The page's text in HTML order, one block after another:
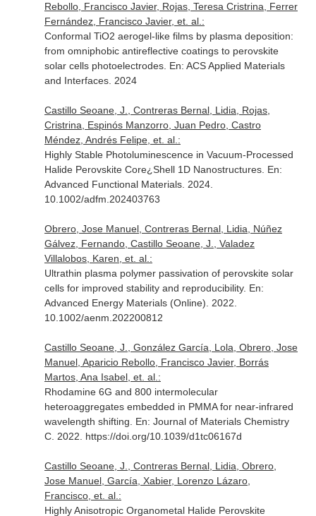
Rebollo, Francisco Javier, Rojas, Teresa Cristrina, Ferrer
Fernández, Francisco Javier, et. al.:
Conformal TiO2 aerogel-like films by plasma deposition:
from omniphobic antireflective coatings to perovskite
solar cells photoelectrodes. En: ACS Applied Materials
and Interfaces. 2024
Castillo Seoane, J., Contreras Bernal, Lidia, Rojas,
Cristrina, Espinós Manzorro, Juan Pedro, Castro
Méndez, Andrés Felipe, et. al.:
Highly Stable Photoluminescence in Vacuum-Processed
Halide Perovskite Core¿Shell 1D Nanostructures. En:
Advanced Functional Materials. 2024.
10.1002/adfm.202403763
Obrero, Jose Manuel, Contreras Bernal, Lidia, Núñez
Gálvez, Fernando, Castillo Seoane, J., Valadez
Villalobos, Karen, et. al.:
Ultrathin plasma polymer passivation of perovskite solar
cells for improved stability and reproducibility. En:
Advanced Energy Materials (Online) . 2022.
10.1002/aenm.202200812
Castillo Seoane, J., González García, Lola, Obrero, Jose
Manuel, Aparicio Rebollo, Francisco Javier, Borrás
Martos, Ana Isabel, et. al.:
Rhodamine 6G and 800 intermolecular
heteroaggregates embedded in PMMA for near-infrared
wavelength shifting. En: Journal of Materials Chemistry
C. 2022. https://doi.org/10.1039/d1tc06167d
Castillo Seoane, J., Contreras Bernal, Lidia, Obrero,
Jose Manuel, García, Xabier, Lorenzo Lázaro,
Francisco, et. al.:
Highly Anisotropic Organometal Halide Perovskite